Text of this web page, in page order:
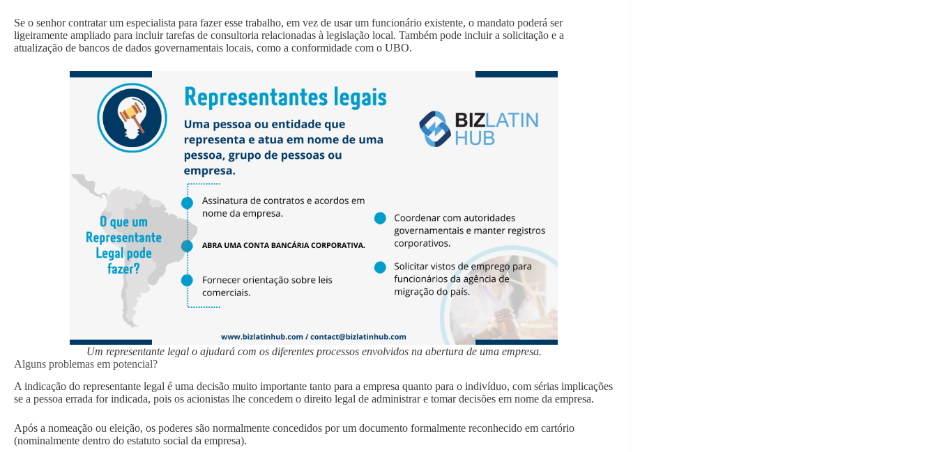
Se o senhor contratar um especialista para fazer esse trabalho, em vez de usar um funcionário existente, o mandato poderá ser
ligeiramente ampliado para incluir tarefas de consultoria relacionadas à legislação local. Também pode incluir a solicitação e a
atualização de bancos de dados governamentais locais, como a conformidade com o UBO.
Um representante legal o ajudará com os diferentes processos envolvidos na abertura de uma empresa.
Alguns problemas em potencial?
A indicação do representante legal é uma decisão muito importante tanto para a empresa quanto para o indivíduo, com sérias implicações
se a pessoa errada for indicada, pois os acionistas lhe concedem o direito legal de administrar e tomar decisões em nome da empresa.
Após a nomeação ou eleição, os poderes são normalmente concedidos por um documento formalmente reconhecido em cartório
(nominalmente dentro do estatuto social da empresa).